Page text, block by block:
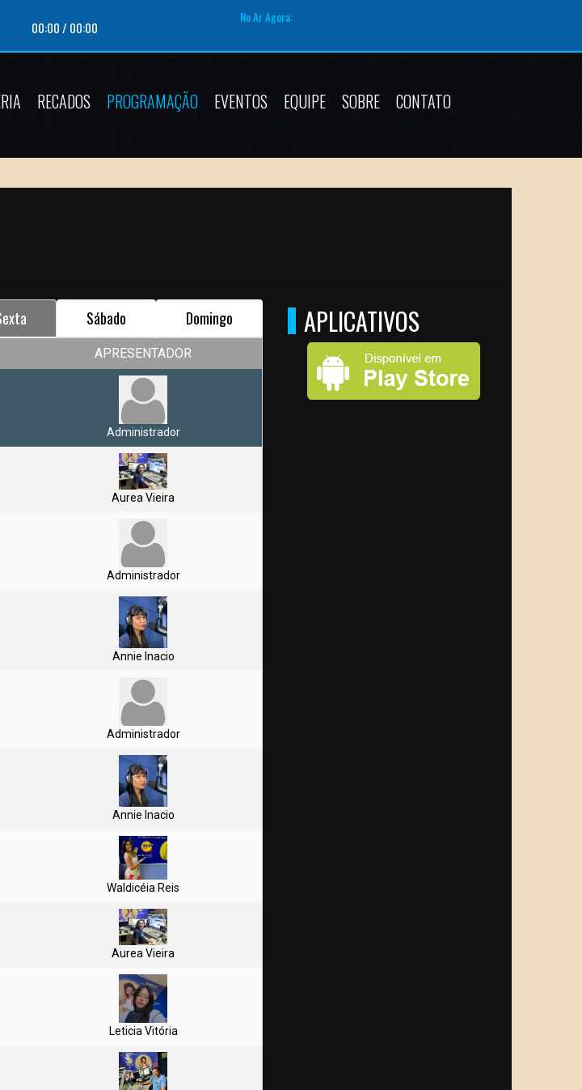
00:00/ 00:00
No Ar Agora:
RECADOS PROGRAMAÇÃO EVENTOS EQUIPE SOBRE CONTATO
Sábado Domingo
APRESENTADOR
Administrador
Aurea Vieira
Administrador
Annie Inacio
Administrador
Annie Inacio
Waldicéia Reis
Aurea Vieira
Leticia Vitória
APLICATIVOS